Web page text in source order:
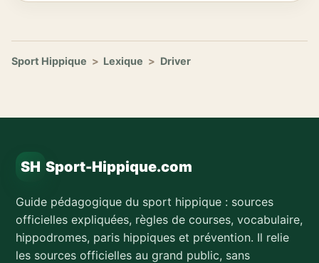
Sport Hippique > Lexique > Driver
SH Sport-Hippique.com
Guide pédagogique du sport hippique : sources
officielles expliquées, règles de courses, vocabulaire,
hippodromes, paris hippiques et prévention. Il relie
les sources officielles au grand public, sans